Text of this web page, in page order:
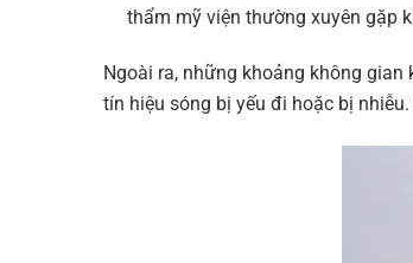
thẩm mỹ viện thường xuyên gặp
Ngoài ra, những khoảng không
tín hiệu sóng bị yếu đi hoặc bị